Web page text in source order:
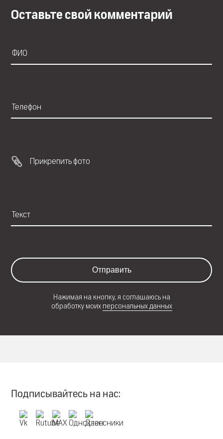
Оставьте свой комментарий
Прикрепить фото
Отправить
Нажимая на кнопку, я соглашаюсь на
обработку моих персональных данных
Подписывайтесь на нас: